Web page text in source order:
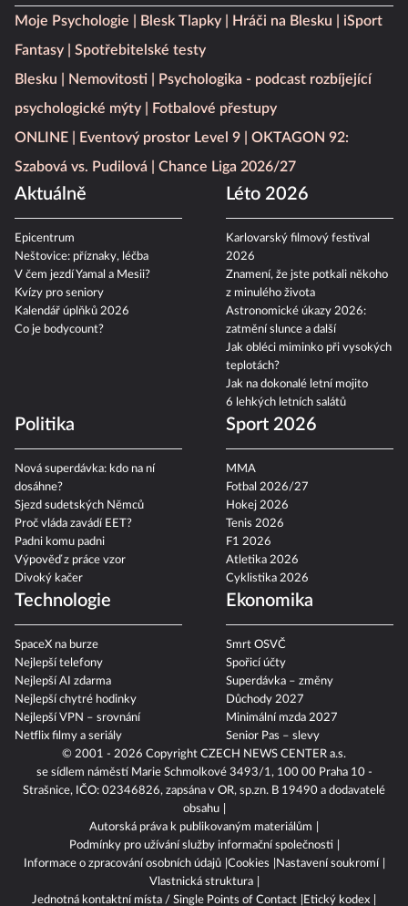
© 2001 - 2026 Copyright CZECH NEWS CENTER a.s.
se sídlem náměstí Marie Schmolkové 3493/1, 100 00 Praha 10 -
Strašnice, IČO: 02346826, zapsána v OR, sp.zn. B 19490 a dodavatelé
obsahu
Autorská práva k publikovaným materiálům
Podmínky pro užívání služby informační společnosti
Informace o zpracování osobních údajů Cookies
Nastavení soukromí
Vlastnická struktura
Jednotná kontaktní místa / Single Points of Contact
Etický kodex
Moje Psychologie Blesk Tlapky Hráči na Blesku
iSport
Fantasy
Spotřebitelské testy
Blesku
Nemovitosti
Psychologika - podcast rozbíjející
psychologické mýty
Fotbalové přestupy
ONLINE
Eventový prostor Level 9
OKTAGON 92:
Szabová vs. Pudilová
Chance Liga 2026/27
Aktuálně
Epicentrum
Neštovice: příznaky, léčba
V čem jezdí Yamal a Mesii?
Kvízy pro seniory
Kalendář úplňků 2026
Co je bodycount?
Léto 2026
Karlovarský filmový festival
2026
Znamení, že jste potkali někoho
z minulého života
Astronomické úkazy 2026:
zatmění slunce a další
Jak obléci miminko při vysokých
teplotách?
Jak na dokonalé letní mojito
6 lehkých letních salátů
Politika
Nová superdávka: kdo na ní
dosáhne?
Sjezd sudetských Němců
Proč vláda zavádí EET?
Padni komu padni
Výpověď z práce vzor
Divoký kačer
Sport 2026
MMA
Fotbal 2026/27
Hokej 2026
Tenis 2026
F1 2026
Atletika 2026
Cyklistika 2026
Technologie
SpaceX na burze
Nejlepší telefony
Nejlepší AI zdarma
Nejlepší chytré hodinky
Nejlepší VPN – srovnání
Netflix filmy a seriály
Ekonomika
Smrt OSVČ
Spořicí účty
Superdávka – změny
Důchody 2027
Minimální mzda 2027
Senior Pas – slevy